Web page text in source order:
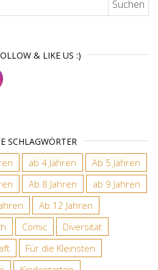
& LIKE US :)
SCHLAGWÖRTER
ab 4 Jahren
Ab 5 Jahren
Ab 8 Jahren
ab 9 Jahren
Ab 12 Jahren
Comic
Diversität
Für die Kleinsten